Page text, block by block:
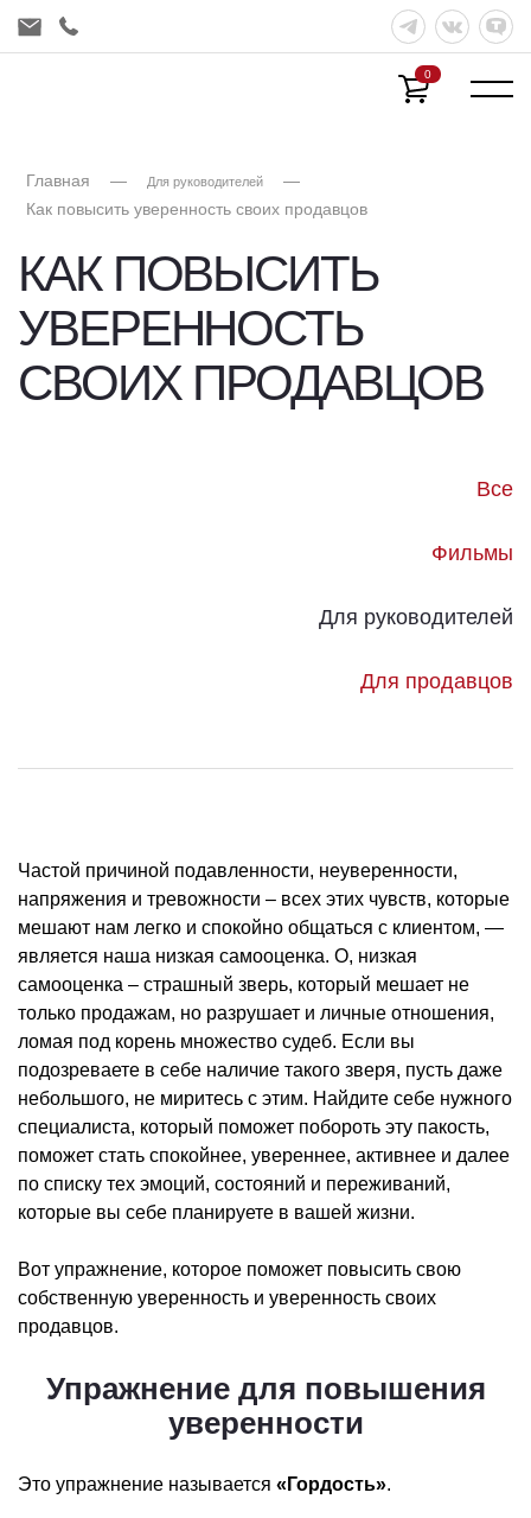
0
Главная — Для руководителей
—
Как повысить уверенность своих продавцов
КАК ПОВЫСИТЬ
УВЕРЕННОСТЬ
СВОИХ ПРОДАВЦОВ
Частой причиной подавленности, неуверенности,
напряжения и тревожности – всех этих чувств, которые
мешают нам легко и спокойно общаться с клиентом, —
является наша низкая самооценка. О, низкая
самооценка – страшный зверь, который мешает не
только продажам, но разрушает и личные отношения,
ломая под корень множество судеб. Если вы
подозреваете в себе наличие такого зверя, пусть даже
небольшого, не миритесь с этим. Найдите себе нужного
специалиста, который поможет побороть эту пакость,
поможет стать спокойнее, увереннее, активнее и далее
по списку тех эмоций, состояний и переживаний,
которые вы себе планируете в вашей жизни.
Вот упражнение, которое поможет повысить свою
собственную уверенность и уверенность своих
продавцов.
Упражнение для повышения
уверенности
Это упражнение называется «Гордость».
Все
Фильмы
Для руководителей
Для продавцов